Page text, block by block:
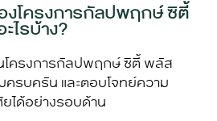
โครงการกัลปพฤกษ์ ซิตี้
ไรบ้าง?
ครงการกัลปพฤกษ์ ซิตี้ พลัส
ครบครัน และตอบโจทย์ความ
ได้อย่างรอบด้าน